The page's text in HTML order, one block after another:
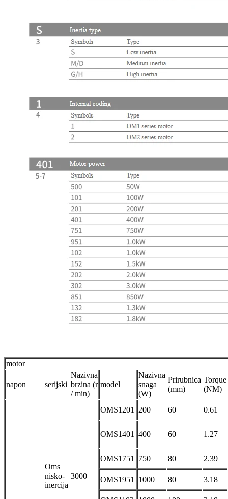
motor
napon serijski
Nazivna
brzina (r
/ min)
model
Nazivna
snaga
(W)
Prirubnica
(mm)
Torque
(NM)
Oms
nisko-
inercija
3000
OMS1201 200 60 0.61
OMS1401 400 60 1.27
OMS1751 750 80 2.39
OMS1951 1000 80 3.18